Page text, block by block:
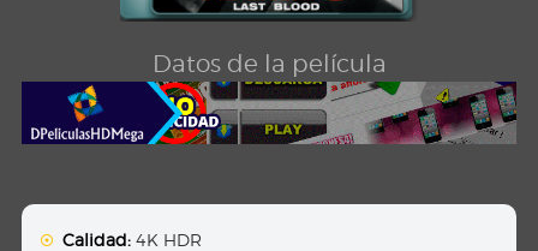
Datos de la película
Calidad: 4K HDR